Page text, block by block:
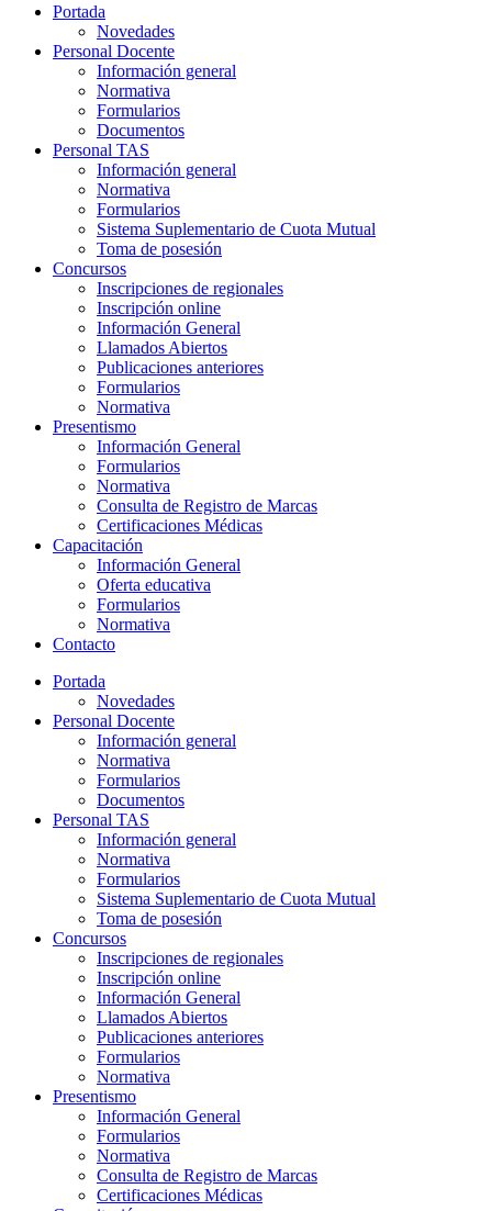
Portada
Novedades
Personal Docente
Información general
Normativa
Formularios
Documentos
Personal TAS
Información general
Normativa
Formularios
Sistema Suplementario de Cuota Mutual
Toma de posesión
Concursos
Inscripciones de regionales
Inscripción online
Información General
Llamados Abiertos
Publicaciones anteriores
Formularios
Normativa
Presentismo
Información General
Formularios
Normativa
Consulta de Registro de Marcas
Certificaciones Médicas
Capacitación
Información General
Oferta educativa
Formularios
Normativa
Contacto
Portada
Novedades
Personal Docente
Información general
Normativa
Formularios
Documentos
Personal TAS
Información general
Normativa
Formularios
Sistema Suplementario de Cuota Mutual
Toma de posesión
Concursos
Inscripciones de regionales
Inscripción online
Información General
Llamados Abiertos
Publicaciones anteriores
Formularios
Normativa
Presentismo
Información General
Formularios
Normativa
Consulta de Registro de Marcas
Certificaciones Médicas